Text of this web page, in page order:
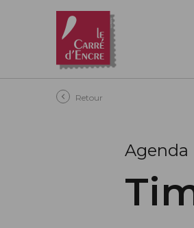
Aller au contenu principal
Retour
Agenda